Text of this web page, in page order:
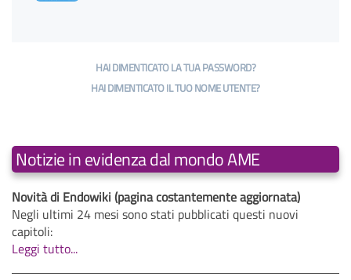
HAI DIMENTICATO LA TUA PASSWORD?
HAI DIMENTICATO IL TUO NOME UTENTE?
Notizie in evidenza dal mondo AME
Novità di Endowiki (pagina costantemente aggiornata)
Negli ultimi 24 mesi sono stati pubblicati questi nuovi
capitoli:
Leggi tutto...